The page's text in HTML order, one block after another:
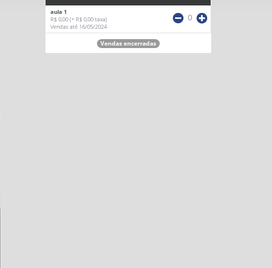
aula 1
R$ 0,00 (+ R$ 0,00 taxa)
Vendas até 16/05/2024
0
Vendas encerradas